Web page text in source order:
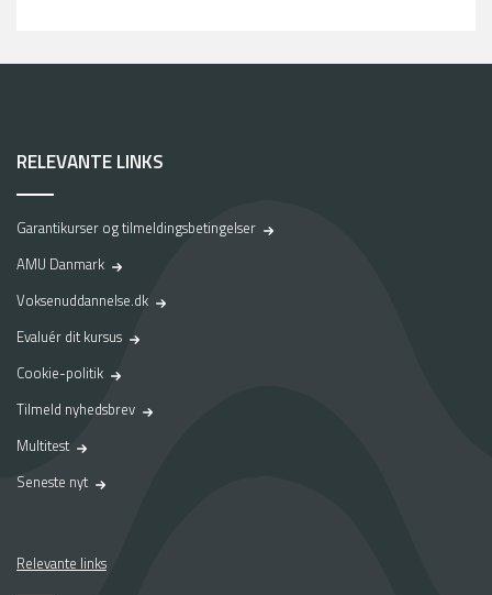
RELEVANTE LINKS
Garantikurser og tilmeldingsbetingelser
AMU Danmark
Voksenuddannelse.dk
Evaluér dit kursus
Cookie-politik
Tilmeld nyhedsbrev
Multitest
Seneste nyt
Relevante links